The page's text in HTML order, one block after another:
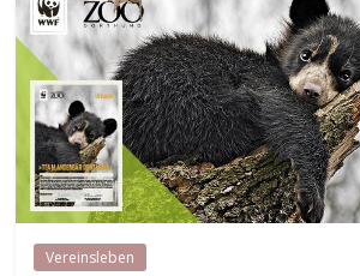
Vereinsleben